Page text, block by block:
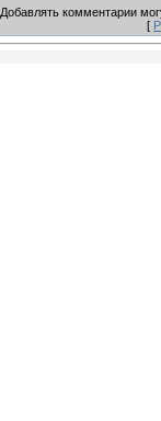
Добавлять комментарии
[